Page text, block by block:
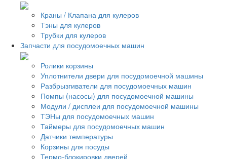
Краны / Клапана для кулеров
Тэны для кулеров
Трубки для кулеров
Запчасти для посудомоечных машин
Ролики корзины
Уплотнители двери для посудомоечной машины
Разбрызгиватели для посудомоечных машин
Помпы (насосы) для посудомоечной машины
Модули / дисплеи для посудомоечной машины
ТЭНы для посудомоечных машин
Таймеры для посудомоечных машин
Датчики температуры
Корзины для посуды
Термо-блокировки дверей